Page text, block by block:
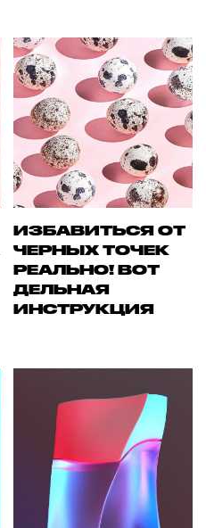
ИЗБАВИТЬСЯ ОТ
ЧЕРНЫХ ТОЧЕК
РЕАЛЬНО! ВОТ
ДЕЛЬНАЯ
ИНСТРУКЦИЯ